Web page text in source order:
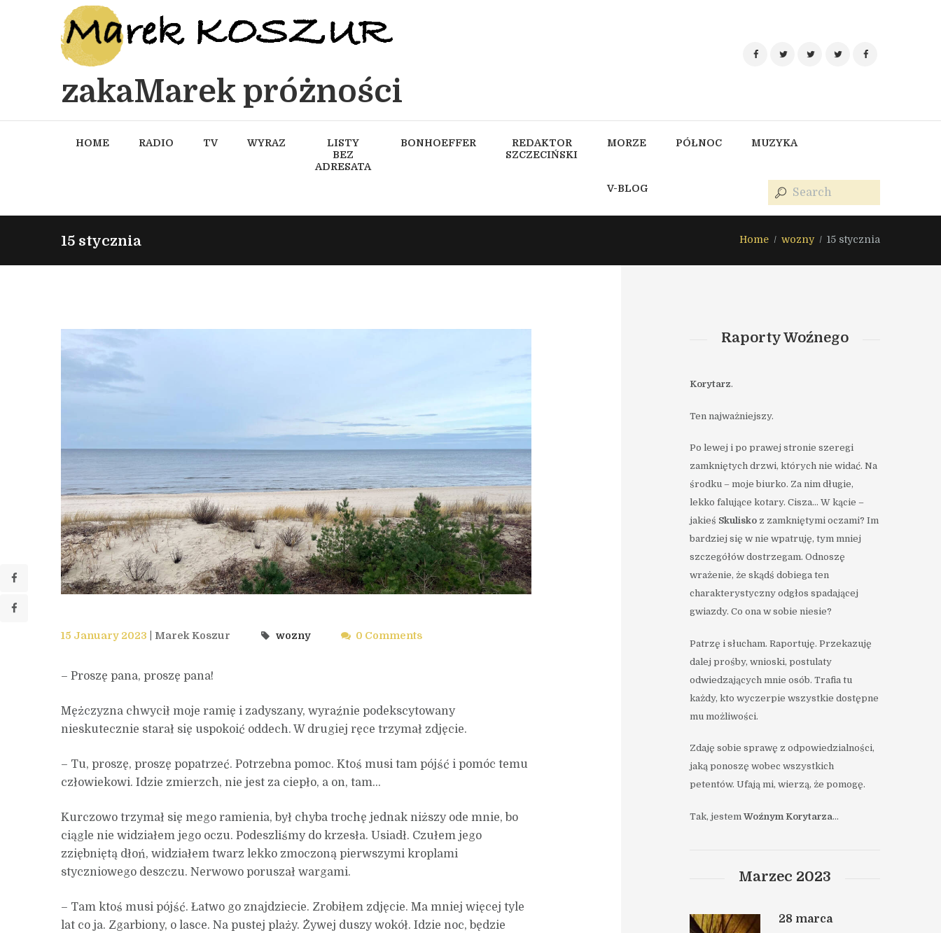
zakaMarek próżności
HOME RADIO TV WYRAZ
LISTY
BEZ
ADRESATA
BONHOEFFER
REDAKTOR
SZCZECIŃSKI
MORZE PÓŁNOC MUZYKA
V-BLOG
15 stycznia Home wozny 15 stycznia
15 January 2023 Marek Koszur wozny 0 Comments
– Proszę pana, proszę pana!
Mężczyzna chwycił moje ramię i zadyszany, wyraźnie podekscytowany
nieskutecznie starał się uspokoić oddech. W drugiej ręce trzymał zdjęcie.
– Tu, proszę, proszę popatrzeć. Potrzebna pomoc. Ktoś musi tam pójść i pomóc temu
człowiekowi. Idzie zmierzch, nie jest za ciepło, a on, tam…
Kurczowo trzymał się mego ramienia, był chyba trochę jednak niższy ode mnie, bo
ciągle nie widziałem jego oczu. Podeszliśmy do krzesła. Usiadł. Czułem jego
zziębniętą dłoń, widziałem twarz lekko zmoczoną pierwszymi kroplami
styczniowego deszczu. Nerwowo poruszał wargami.
– Tam ktoś musi pójść. Łatwo go znajdziecie. Zrobiłem zdjęcie. Ma mniej więcej tyle
lat co ja. Zgarbiony, o lasce. Na pustej plaży. Żywej duszy wokół. Idzie noc, będzie
Raporty Woźnego
Korytarz.
Ten najważniejszy.
Po lewej i po prawej stronie szeregi
zamkniętych drzwi, których nie widać. Na
środku – moje biurko. Za nim długie,
lekko falujące kotary. Cisza… W kącie –
jakieś Skulisko z zamkniętymi oczami? Im
bardziej się w nie wpatruję, tym mniej
szczegółów dostrzegam. Odnoszę
wrażenie, że skądś dobiega ten
charakterystyczny odgłos spadającej
gwiazdy. Co ona w sobie niesie?
Patrzę i słucham. Raportuję. Przekazuję
dalej prośby, wnioski, postulaty
odwiedzających mnie osób. Trafia tu
każdy, kto wyczerpie wszystkie dostępne
mu możliwości.
Zdaję sobie sprawę z odpowiedzialności,
jaką ponoszę wobec wszystkich
petentów. Ufają mi, wierzą, że pomogę.
Tak, jestem Woźnym Korytarza…
Marzec 2023
28 marca